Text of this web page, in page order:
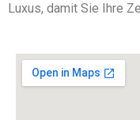
Luxus, damit Sie Ihre